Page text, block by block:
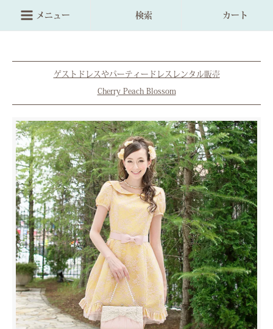
メニュー 検索 カート
ゲストドレスやパーティードレスレンタル販売
Cherry Peach Blossom